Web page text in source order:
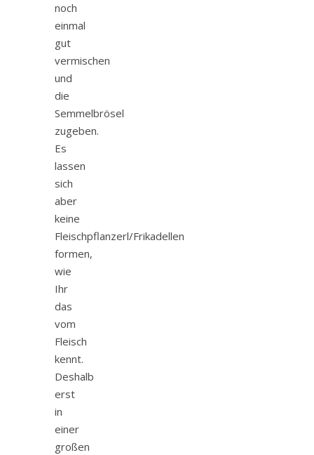
noch
einmal
gut
vermischen
und
die
Semmelbrösel
zugeben.
Es
lassen
sich
aber
keine
Fleischpflanzerl/Frikadellen
formen,
wie
Ihr
das
vom
Fleisch
kennt.
Deshalb
erst
in
einer
großen